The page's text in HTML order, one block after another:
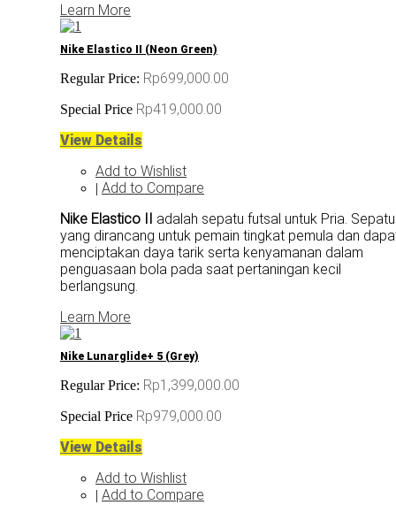
Learn More
Nike Elastico II (Neon Green)
Regular Price: Rp699,000.00
Special Price Rp419,000.00
View Details
Add to Wishlist
| Add to Compare
Nike Elastico II adalah sepatu futsal untuk Pria. Sepatu
yang dirancang untuk pemain tingkat pemula dan
menciptakan daya tarik serta kenyamanan dalam
penguasaan bola pada saat pertaningan kecil
berlangsung.
Learn More
Nike Lunarglide+ 5 (Grey)
Regular Price: Rp1,399,000.00
Special Price Rp979,000.00
View Details
Add to Wishlist
| Add to Compare